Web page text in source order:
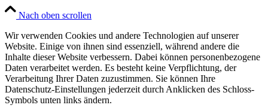
Nach oben scrollen
Wir verwenden Cookies und andere Technologien auf unserer
Website. Einige von ihnen sind essenziell, während andere die
Inhalte dieser Website verbessern. Dabei können personenbezogene
Daten verarbeitet werden. Es besteht keine Verpflichtung, der
Verarbeitung Ihrer Daten zuzustimmen. Sie können Ihre
Datenschutz-Einstellungen jederzeit durch Anklicken des Schloss-
Symbols unten links ändern.